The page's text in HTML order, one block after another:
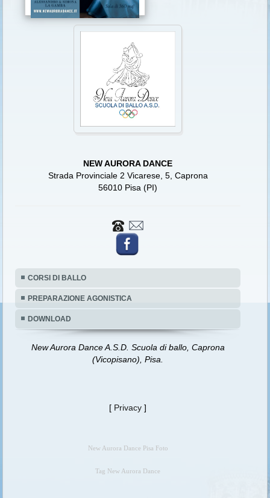
NEW AURORA DANCE
Strada Provinciale 2 Vicarese, 5, Caprona
56010 Pisa (PI)
CORSI DI BALLO
PREPARAZIONE AGONISTICA
DOWNLOAD
New Aurora Dance A.S.D. Scuola di ballo, Caprona
(Vicopisano), Pisa.
[ Privacy ]
New Aurora Dance Pisa Foto
Tag New Aurora Dance